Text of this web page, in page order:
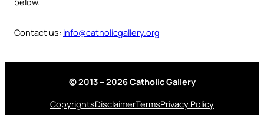
Contact us: info@catholicgallery.org
© 2013 – 2026 Catholic Gallery
CopyrightsDisclaimerTermsPrivacy Policy